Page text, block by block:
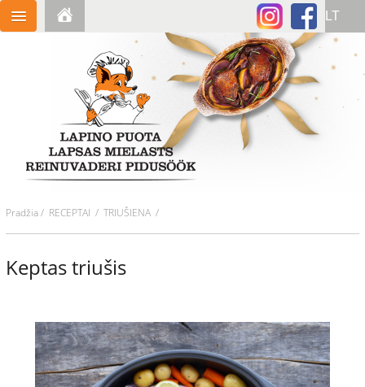
Pradžia/ RECEPTAI / TRIUŠIENA /
Keptas triušis